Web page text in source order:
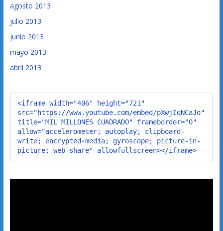
agosto 2013
julio 2013
junio 2013
mayo 2013
abril 2013
<iframe width="406" height="721"
src="https://www.youtube.com/embed/pXwjIqNCaJo"
title="MIL MILLONES CUADRADO" frameborder="0"
allow="accelerometer; autoplay; clipboard-
write; encrypted-media; gyroscope; picture-in-
picture; web-share" allowfullscreen></iframe>